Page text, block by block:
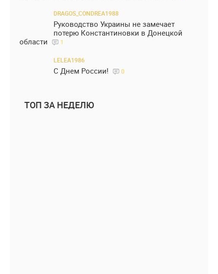
DRAGOS_CONDREA1988
Руководство Украины не замечает
потерю Константиновки в Донецкой
области
1
LELEA1986
С Днем России! 0
ТОП ЗА НЕДЕЛЮ